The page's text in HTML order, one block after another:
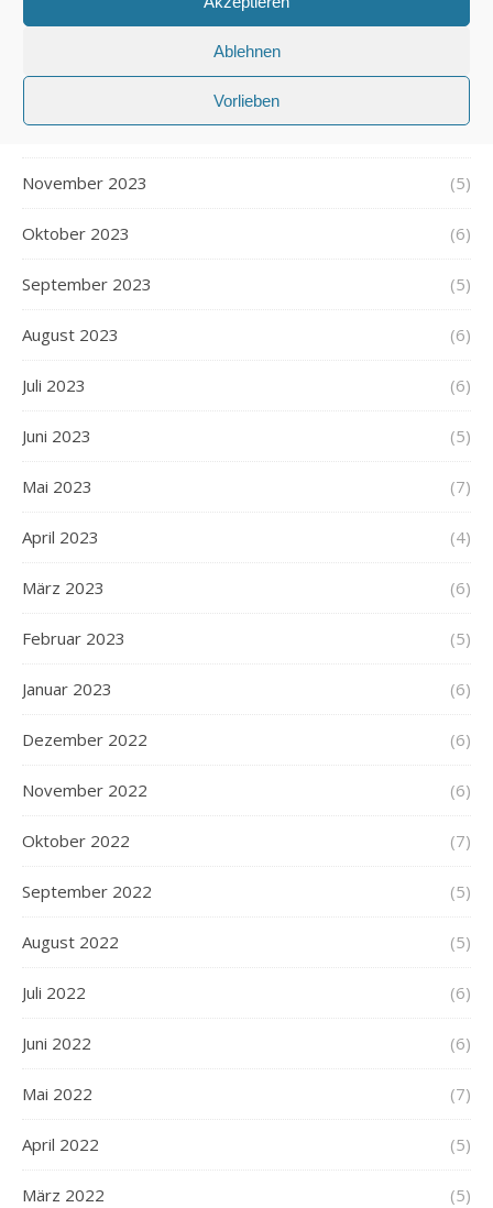
Ablehnen
Vorlieben
Februar 2024 (5)
Januar 2024 (6)
Dezember 2023 (5)
November 2023 (5)
Oktober 2023 (6)
September 2023 (5)
August 2023 (6)
Juli 2023 (6)
Juni 2023 (5)
Mai 2023 (7)
April 2023 (4)
März 2023 (6)
Februar 2023 (5)
Januar 2023 (6)
Dezember 2022 (6)
November 2022 (6)
Oktober 2022 (7)
September 2022 (5)
August 2022 (5)
Juli 2022 (6)
Juni 2022 (6)
Mai 2022 (7)
April 2022 (5)
März 2022 (5)